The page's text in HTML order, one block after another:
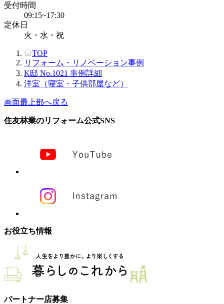
受付時間
09:15~17:30
定休日
火・水・祝
TOP
リフォーム・リノベーション事例
K邸 No.1021 事例詳細
洋室（寝室・子供部屋など）
画面最上部へ戻る
住友林業のリフォーム公式SNS
お役立ち情報
パートナー店募集